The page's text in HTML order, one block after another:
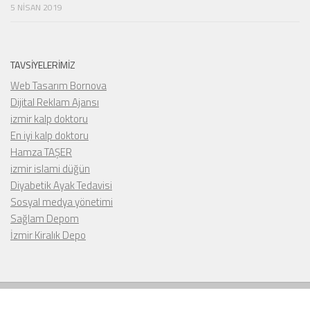
5 NISAN 2019
TAVSIYELERIMIZ
Web Tasarım Bornova
Dijital Reklam Ajansı
izmir kalp doktoru
En iyi kalp doktoru
Hamza TAŞER
izmir islami düğün
Diyabetik Ayak Tedavisi
Sosyal medya yönetimi
Sağlam Depom
İzmir Kiralık Depo